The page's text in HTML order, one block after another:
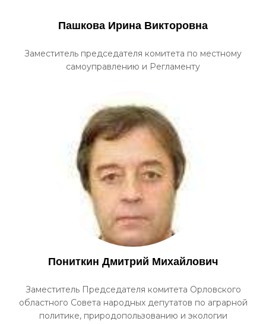
Пашкова Ирина Викторовна
Заместитель председателя комитета по местному
самоуправлению и Регламенту
Пониткин Дмитрий Михайлович
Заместитель Председателя комитета Орловского
областного Совета народных депутатов по аграрной
политике, природопользованию и экологии